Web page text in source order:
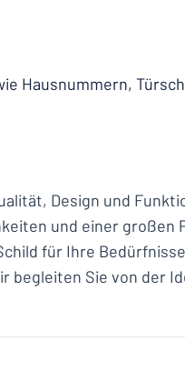
Hausnummern,
Design und
und einer großen
für Ihre
begleiten Sie von der